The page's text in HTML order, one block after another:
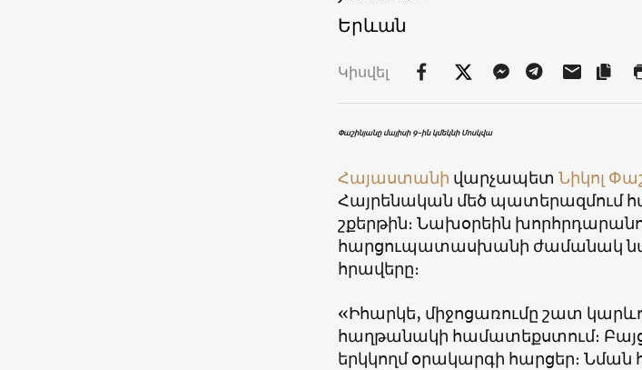
Երևան
Կիսվել
Փաշինյանը մայիսի 9-ին կմեկնի Մոսկվա
Հայաստանի վարչապետ Նիկոլ
Հայրենական մեծ պատերազմում
շքերթին։ Նախօրեին
հարցուպատասխանի ժամանակ նա
հրավերը։
«Իհարկե, միջոցառումը շատ
հաղթանակի համատեքստում։
երկկողմ օրակարգի հարցեր։ Նման